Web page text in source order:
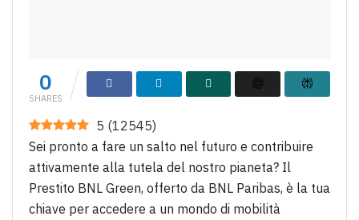
0
SHARES
5 (12545)
Sei pronto a fare un salto nel futuro e contribuire
attivamente alla tutela del nostro pianeta? Il
Prestito BNL Green, offerto da BNL Paribas, è la tua
chiave per accedere a un mondo di mobilità